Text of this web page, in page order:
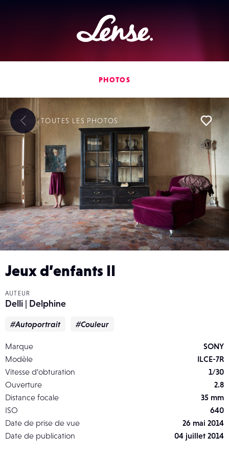
Lense
PHOTOS
Jeux d’enfants II
AUTEUR
Delli | Delphine
#Autoportrait #Couleur
Marque
SONY
Modèle
ILCE-7R
Vitesse d’obturation
1/30
Ouverture
2.8
Distance focale
35 mm
ISO
640
Date de prise de vue
26 mai 2014
Date de publication
04 juillet 2014
TOUTES LES PHOTOS